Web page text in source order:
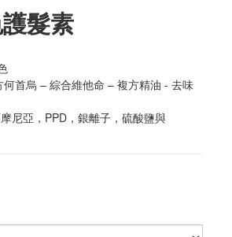
髮素
首烏 – 綜合維他命 – 複方精油 - 去味
尼亞，PPD，銀離子，硫酸鹽與